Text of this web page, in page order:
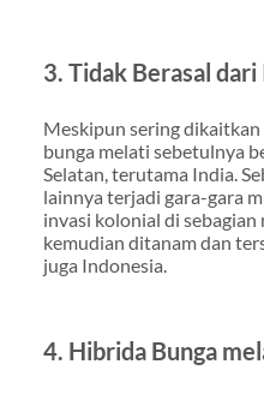
3. Tidak Berasal dari
Meskipun sering
bunga melati sebetulnya
Selatan, terutama India.
lainnya terjadi gara-gara
invasi kolonial di sebagian
kemudian ditanam dan
juga Indonesia.
4. Hibrida Bunga